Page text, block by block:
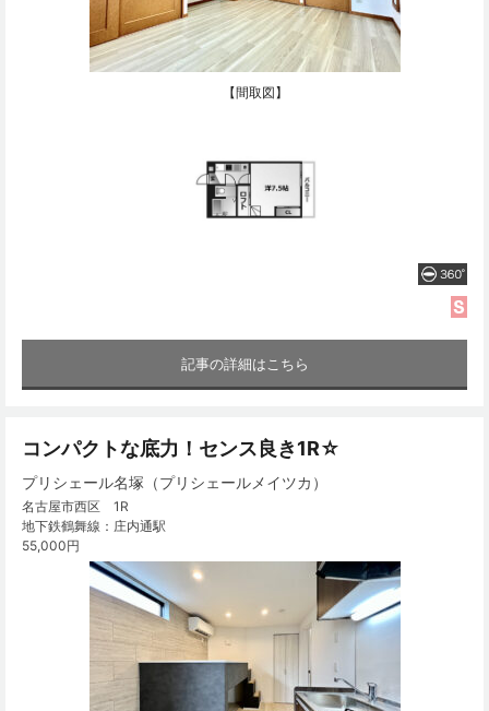
【間取図】
記事の詳細はこちら
コンパクトな底力！センス良き1R☆
プリシェール名塚（プリシェールメイツカ）
名古屋市西区 1R
地下鉄鶴舞線：庄内通駅
55,000円